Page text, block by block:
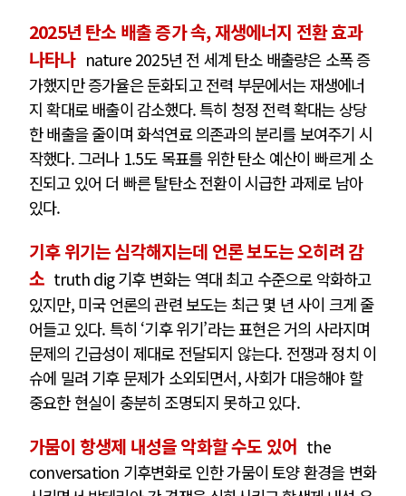
2025년 탄소 배출 증가 속, 재생에너지 전환 효과
나타나 nature 2025년 전 세계 탄소 배출량은 소폭 증
가했지만 증가율은 둔화되고 전력 부문에서는 재생에너
지 확대로 배출이 감소했다. 특히 청정 전력 확대는 상당
한 배출을 줄이며 화석연료 의존과의 분리를 보여주기 시
작했다. 그러나 1.5도 목표를 위한 탄소 예산이 빠르게 소
진되고 있어 더 빠른 탈탄소 전환이 시급한 과제로 남아
있다.
기후 위기는 심각해지는데 언론 보도는 오히려 감
소 truth dig 기후 변화는 역대 최고 수준으로 악화하고
있지만, 미국 언론의 관련 보도는 최근 몇 년 사이 크게 줄
어들고 있다. 특히 ‘기후 위기’라는 표현은 거의 사라지며
문제의 긴급성이 제대로 전달되지 않는다. 전쟁과 정치 이
슈에 밀려 기후 문제가 소외되면서, 사회가 대응해야 할
중요한 현실이 충분히 조명되지 못하고 있다.
가뭄이 항생제 내성을 악화할 수도 있어 the
conversation 기후변화로 인한 가뭄이 토양 환경을 변화